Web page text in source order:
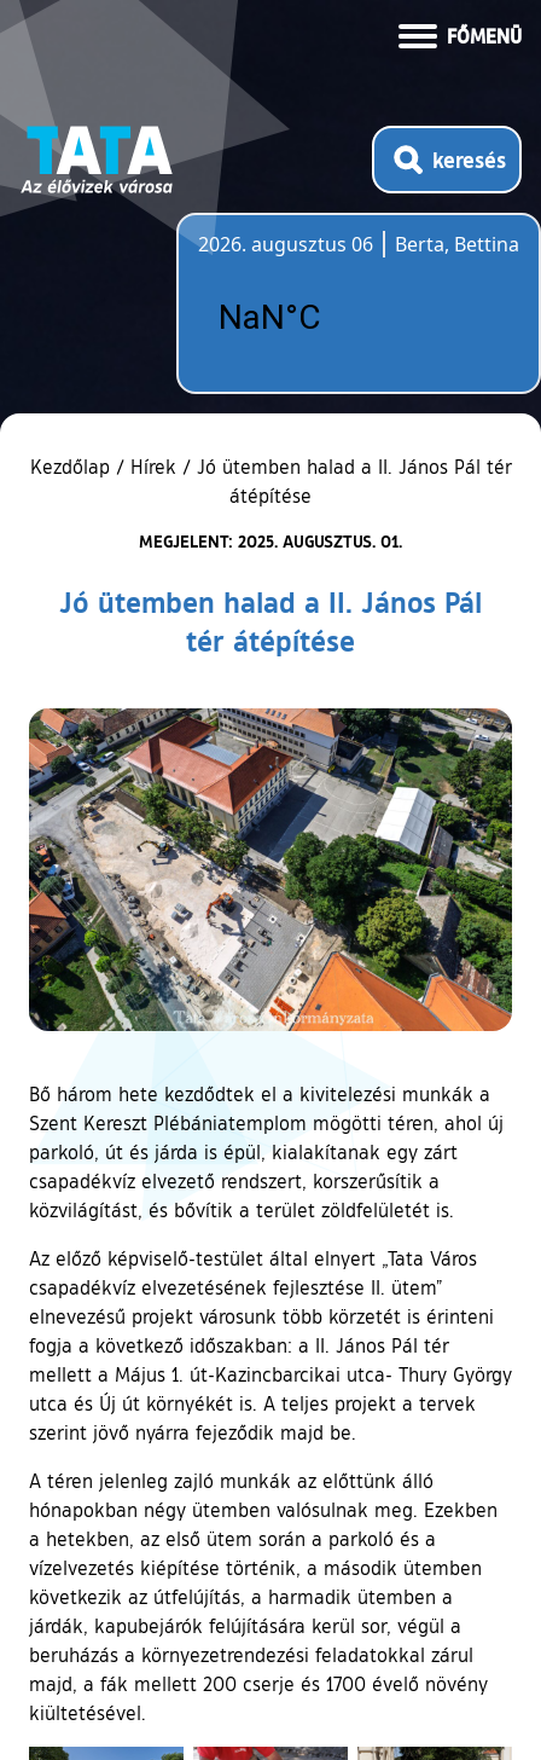
FŐMENÜ
keresés
2026. augusztus 06
Berta, Bettina
Kezdőlap / Hírek / Jó ütemben halad a II. János Pál tér
átépítése
MEGJELENT: 2025. AUGUSZTUS. 01.
Jó ütemben halad a II. János Pál
tér átépítése
Bő három hete kezdődtek el a kivitelezési munkák a
Szent Kereszt Plébániatemplom mögötti téren, ahol új
parkoló, út és járda is épül, kialakítanak egy zárt
csapadékvíz elvezető rendszert, korszerűsítik a
közvilágítást, és bővítik a terület zöldfelületét is.
Az előző képviselő-testület által elnyert „Tata Város
csapadékvíz elvezetésének fejlesztése II. ütem”
elnevezésű projekt városunk több körzetét is érinteni
fogja a következő időszakban: a II. János Pál tér
mellett a Május 1. út-Kazincbarcikai utca- Thury György
utca és Új út környékét is. A teljes projekt a tervek
szerint jövő nyárra fejeződik majd be.
A téren jelenleg zajló munkák az előttünk álló
hónapokban négy ütemben valósulnak meg. Ezekben
a hetekben, az első ütem során a parkoló és a
vízelvezetés kiépítése történik, a második ütemben
következik az útfelújítás, a harmadik ütemben a
járdák, kapubejárók felújítására kerül sor, végül a
beruházás a környezetrendezési feladatokkal zárul
majd, a fák mellett 200 cserje és 1700 évelő növény
kiültetésével.